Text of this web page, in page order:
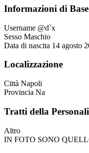
Informazioni di Base
Username @d`x
Sesso Maschio
Data di nascita 14 agosto
Localizzazione
Città Napoli
Provincia Na
Tratti della
Altro
IN FOTO SONO